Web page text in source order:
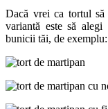
Dacă vrei ca tortul
variantă este să alegi
bunicii tăi, de